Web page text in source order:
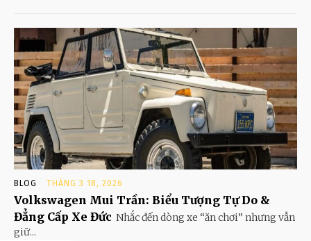
BLOG THÁNG 3 18, 2026
Volkswagen Mui Trần: Biểu Tượng Tự Do &
Đẳng Cấp Xe Đức Nhắc đến dòng xe “ăn chơi” nhưng vẫn
giữ...